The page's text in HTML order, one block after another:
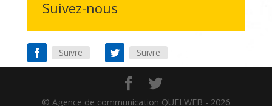
Suivez-nous
Suivre Suivre
© Agence de communication QUELWEB - 2026